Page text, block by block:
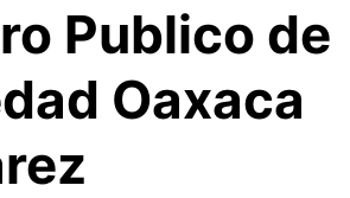
Publico de
Oaxaca